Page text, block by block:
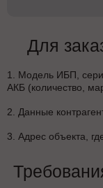
Для
1. Модель ИБП,
АКБ (количество,
2. Данные
3. Адрес объекта,